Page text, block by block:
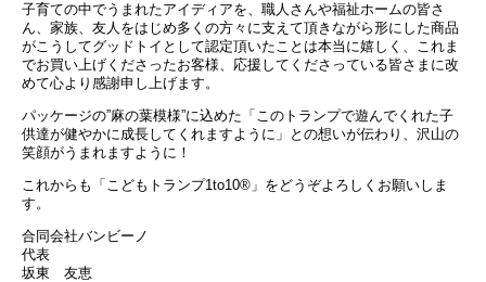
子育ての中でうまれたアイディアを、職人さんや福祉ホームの皆さ
ん、家族、友人をはじめ多くの方々に支えて頂きながら形にした商品
がこうしてグッドトイとして認定頂いたことは本当に嬉しく、これま
でお買い上げくださったお客様、応援してくださっている皆さまに改
めて心より感謝申し上げます。
パッケージの”麻の葉模様”に込めた「このトランプで遊んでくれた子
供達が健やかに成長してくれますように」との想いが伝わり、沢山の
笑顔がうまれますように！
これからも「こどもトランプ1to10®︎」をどうぞよろしくお願いしま
す。
合同会社バンビーノ
代表
坂東 友恵